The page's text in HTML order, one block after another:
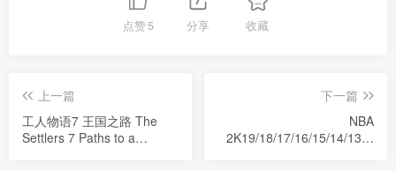
点赞5 分享 收藏
上一篇
工人物语7 王国之路 The
Settlers 7 Paths to a
下一篇
NBA
2K19/18/17/16/15/14/13系